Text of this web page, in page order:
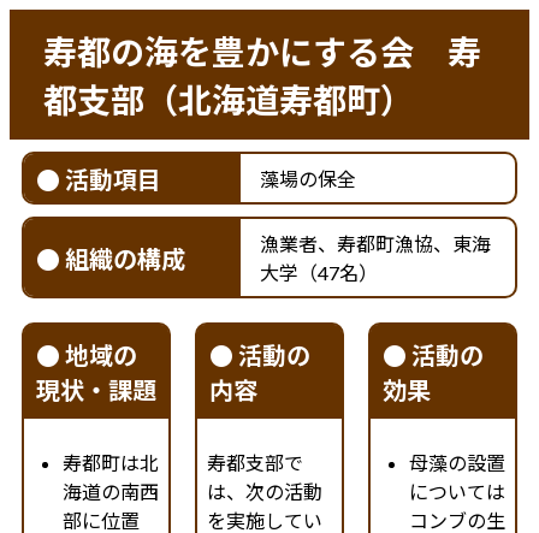
寿都の海を豊かにする会 寿
都支部（北海道寿都町）
● 活動項目 藻場の保全
● 組織の構成
漁業者、寿都町漁協、東海
大学（47名）
● 地域の
現状・課題
寿都町は北
海道の南西
部に位置
● 活動の
内容
寿都支部で
は、次の活動
を実施してい
● 活動の
効果
母藻の設置
については
コンブの生